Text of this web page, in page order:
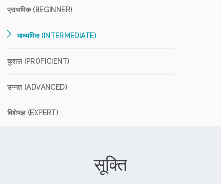
प्राथमिक (BEGINNER)
माध्यमिक (INTERMEDIATE)
कुशल (PROFICIENT)
उन्नत (ADVANCED)
विशेषज्ञ (EXPERT)
सूक्ति